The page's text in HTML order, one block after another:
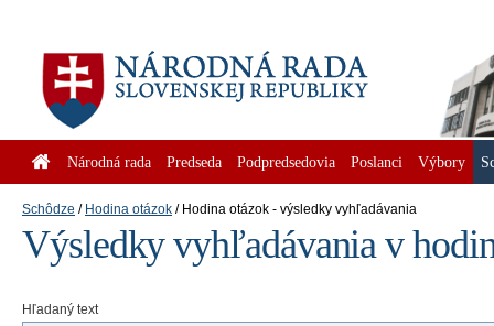
Národná rada Predseda Podpredsedovia Poslanci Výbory
Schôdze Hodina otázok Hodina otázok - výsledky vyhľadávania
Výsledky vyhľadávania v
Hľadaný text